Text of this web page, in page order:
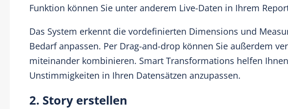
Funktion können Sie unter anderem Live-Daten in Ihrem
Das System erkennt die vordefinierten Dimensions und
Bedarf anpassen. Per Drag-and-drop können Sie außerdem
miteinander kombinieren. Smart Transformations helfen
Unstimmigkeiten in Ihren Datensätzen anzupassen.
2. Story erstellen